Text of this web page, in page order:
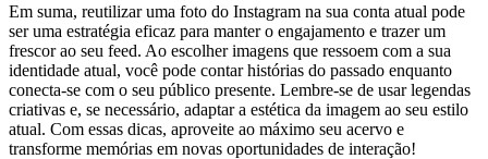
Em suma, reutilizar uma⁤ foto ‌do Instagram na sua conta atual pode
ser uma estratégia eficaz⁣ para manter o ⁤engajamento e trazer um‌
frescor ao seu feed.⁣ Ao escolher imagens que ressoem com a sua⁢
identidade atual, ⁤você ⁤pode⁢ contar histórias do ‍passado enquanto
conecta-se com ⁣o‌ seu ⁣público presente.⁤ Lembre-se ‍de‌ usar legendas ​
criativas ⁤e,​ se necessário,‌ adaptar a​ estética da imagem‌ ao seu estilo
atual. Com essas dicas, aproveite ao máximo seu acervo​ e
transforme memórias em novas oportunidades de⁤ interação!